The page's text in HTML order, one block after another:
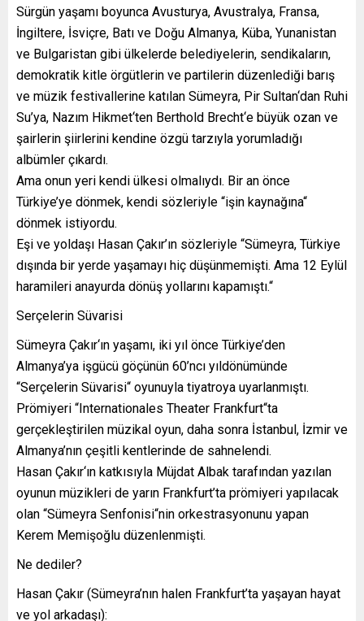
Sürgün yaşamı boyunca Avusturya, Avustralya, Fransa,
İngiltere, İsviçre, Batı ve Doğu Almanya, Küba, Yunanistan
ve Bulgaristan gibi ülkelerde belediyelerin, sendikaların,
demokratik kitle örgütlerin ve partilerin düzenlediği barış
ve müzik festivallerine katılan Sümeyra, Pir Sultan‘dan Ruhi
Su’ya, Nazım Hikmet‘ten Berthold Brecht‘e büyük ozan ve
şairlerin şiirlerini kendine özgü tarzıyla yorumladığı
albümler çıkardı.
Ama onun yeri kendi ülkesi olmalıydı. Bir an önce
Türkiye’ye dönmek, kendi sözleriyle “işin kaynağına“
dönmek istiyordu.
Eşi ve yoldaşı Hasan Çakır’ın sözleriyle “Sümeyra, Türkiye
dışında bir yerde yaşamayı hiç düşünmemişti. Ama 12 Eylül
haramileri anayurda dönüş yollarını kapamıştı.“
Serçelerin Süvarisi
Sümeyra Çakır‘ın yaşamı, iki yıl önce Türkiye’den
Almanya’ya işgücü göçünün 60’ncı yıldönümünde
“Serçelerin Süvarisi“ oyunuyla tiyatroya uyarlanmıştı.
Prömiyeri “Internationales Theater Frankfurt“ta
gerçekleştirilen müzikal oyun, daha sonra İstanbul, İzmir ve
Almanya’nın çeşitli kentlerinde de sahnelendi.
Hasan Çakır‘ın katkısıyla Müjdat Albak tarafından yazılan
oyunun müzikleri de yarın Frankfurt’ta prömiyeri yapılacak
olan “Sümeyra Senfonisi“nin orkestrasyonunu yapan
Kerem Memişoğlu düzenlenmişti.
Ne dediler?
Hasan Çakır (Sümeyra’nın halen Frankfurt’ta yaşayan hayat
ve yol arkadaşı):